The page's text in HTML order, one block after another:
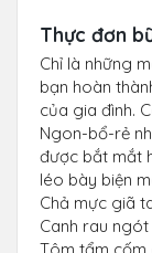
Thực đơn
Chỉ là những
bạn hoàn
của gia đình.
Ngon-bổ-rẻ
được bắt mắt
léo bày biện
Chả mực giã
Canh rau ngót
Tôm tẩm cốm